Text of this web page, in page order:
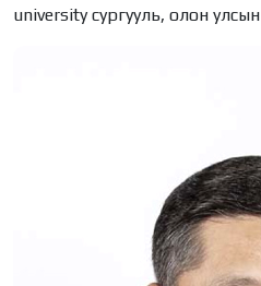
university сургууль, олон улсын